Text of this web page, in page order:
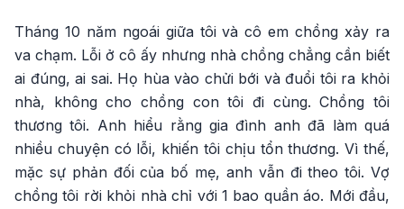
Tháng 10 năm ngoái giữa tôi và cô em chồng xảy ra
va chạm. Lỗi ở cô ấy nhưng nhà chồng chẳng cần biết
ai đúng, ai sai. Họ hùa vào chửi bới và đuổi tôi ra khỏi
nhà, không cho chồng con tôi đi cùng. Chồng tôi
thương tôi. Anh hiểu rằng gia đình anh đã làm quá
nhiều chuyện có lỗi, khiến tôi chịu tổn thương. Vì thế,
mặc sự phản đối của bố mẹ, anh vẫn đi theo tôi. Vợ
chồng tôi rời khỏi nhà chỉ với 1 bao quần áo. Mới đầu,